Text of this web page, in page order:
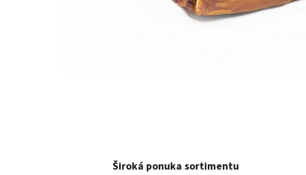
Široká ponuka sortimentu